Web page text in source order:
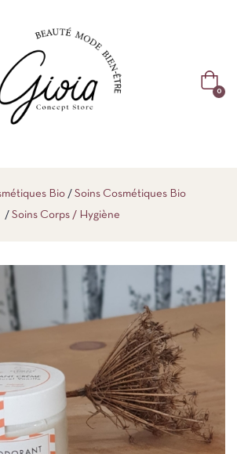
0
Bio
Soins Cosmétiques Bio
Soins Corps / Hygiène